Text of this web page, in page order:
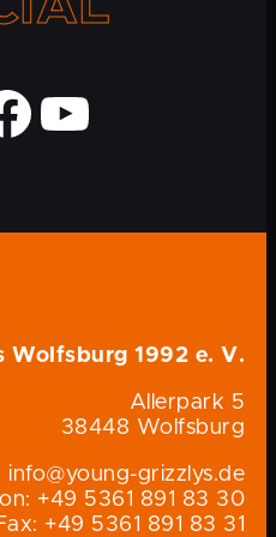
Wolfsburg 1992 e. V.
Allerpark 5
38448 Wolfsburg
info@young-grizzlys.de
+49 5361 891 83 30
+49 5361 891 83 31